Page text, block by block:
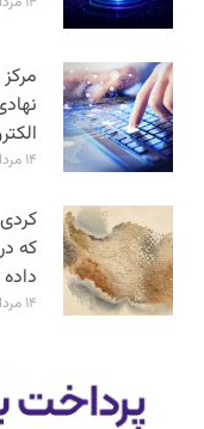
۱۴ مرداد ۱۴۰۵
که
داده
۱۴ مرداد ۱۴۰۵